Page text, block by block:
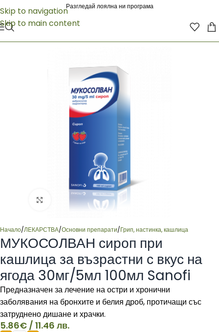
Skip to navigation
Skip to main content
Разгледай лоялна ни програма
Click to enlarge
Начало/ЛЕКАРСТВА/Основни препарати/Грип, настинка, кашлица
МУКОСОЛВАН сироп при
кашлица за възрастни с вкус на
ягода 30мг/5мл 100мл Sanofi
Предназначен за лечение на остри и хронични
заболявания на бронхите и белия дроб, протичащи със
затруднено дишане и храчки.
5.86€ / 11.46 лв.